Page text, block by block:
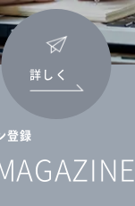
登録
詳しく